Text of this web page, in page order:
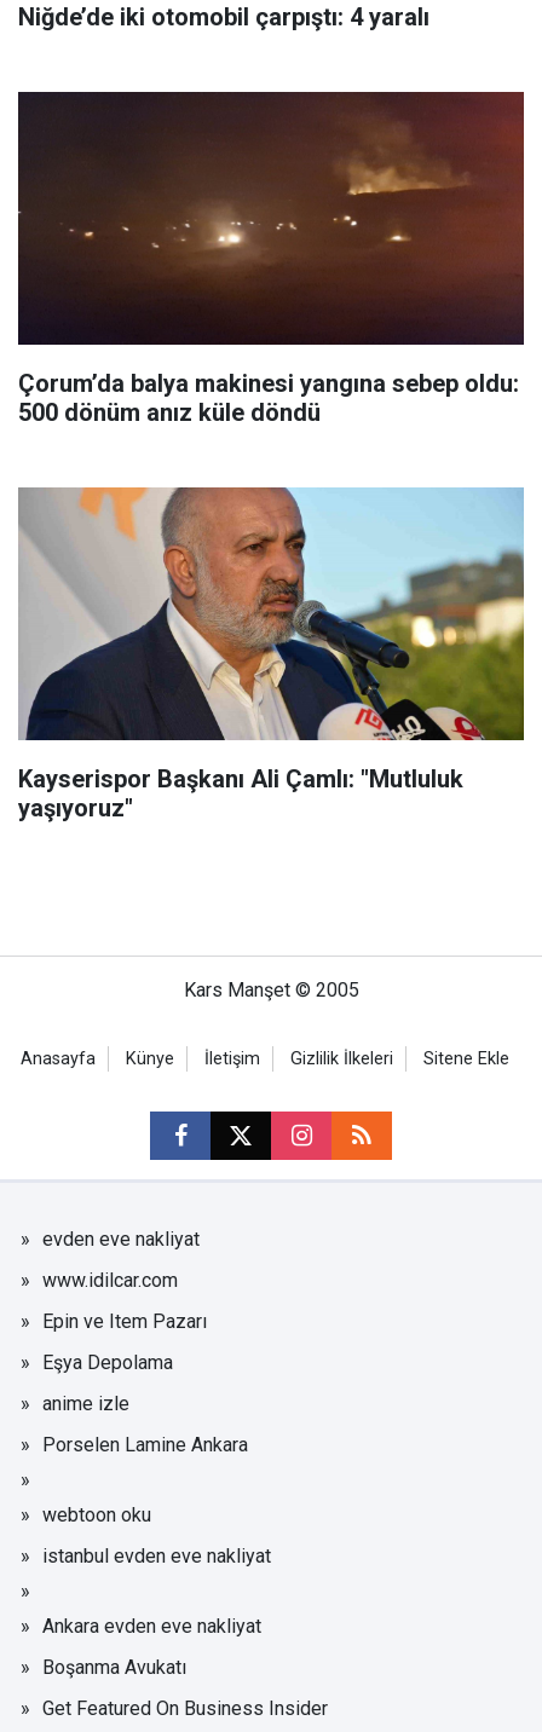
Niğde’de iki otomobil çarpıştı: 4 yaralı
Çorum’da balya makinesi yangına sebep oldu:
500 dönüm anız küle döndü
Kayserispor Başkanı Ali Çamlı: "Mutluluk
yaşıyoruz"
Kars Manşet © 2005
Anasayfa Künye İletişim Gizlilik İlkeleri Sitene Ekle
evden eve nakliyat
www.idilcar.com
Epin ve Item Pazarı
Eşya Depolama
anime izle
Porselen Lamine Ankara
webtoon oku
istanbul evden eve nakliyat
Ankara evden eve nakliyat
Boşanma Avukatı
Get Featured On Business Insider